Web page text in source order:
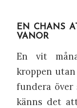
EN CHANS
VANOR
En vit
kroppen
fundera
känns det